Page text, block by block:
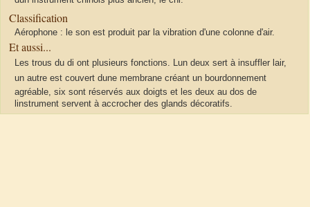
Classification
Aérophone : le son est produit par la vibration d'une colonne d'air.
Et aussi...
Les trous du di ont plusieurs fonctions. Lun deux sert à insuffler lair,
un autre est couvert dune membrane créant un bourdonnement
agréable, six sont réservés aux doigts et les deux au dos de
linstrument servent à accrocher des glands décoratifs.